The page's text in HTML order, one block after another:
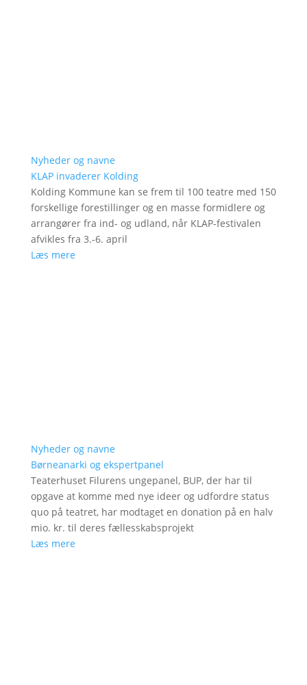
Nyheder og navne
KLAP invaderer Kolding
Kolding Kommune kan se frem til 100 teatre med 150
forskellige forestillinger og en masse formidlere og
arrangører fra ind- og udland, når KLAP-festivalen
afvikles fra 3.-6. april
Læs mere
Nyheder og navne
Børneanarki og ekspertpanel
Teaterhuset Filurens ungepanel, BUP, der har til
opgave at komme med nye ideer og udfordre status
quo på teatret, har modtaget en donation på en halv
mio. kr. til deres fællesskabsprojekt
Læs mere